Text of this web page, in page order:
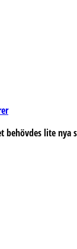
behövdes lite